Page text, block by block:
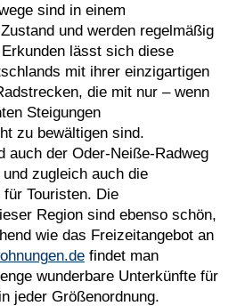
sind in einem
und werden regelmäßig
lässt sich diese
mit ihrer einzigartigen
die mit nur – wenn
Steigungen
zu bewältigen sind.
auch der Oder-Neiße-Radweg
zugleich auch die
Touristen. Die
Region sind ebenso schön,
wie das Freizeitangebot an
findet man
wunderbare Unterkünfte für
jeder Größenordnung.